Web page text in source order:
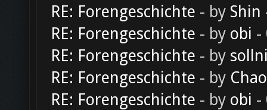
RE: Forengeschichte - by Shin
RE: Forengeschichte - by obi -
RE: Forengeschichte - by
RE: Forengeschichte - by
RE: Forengeschichte - by obi -